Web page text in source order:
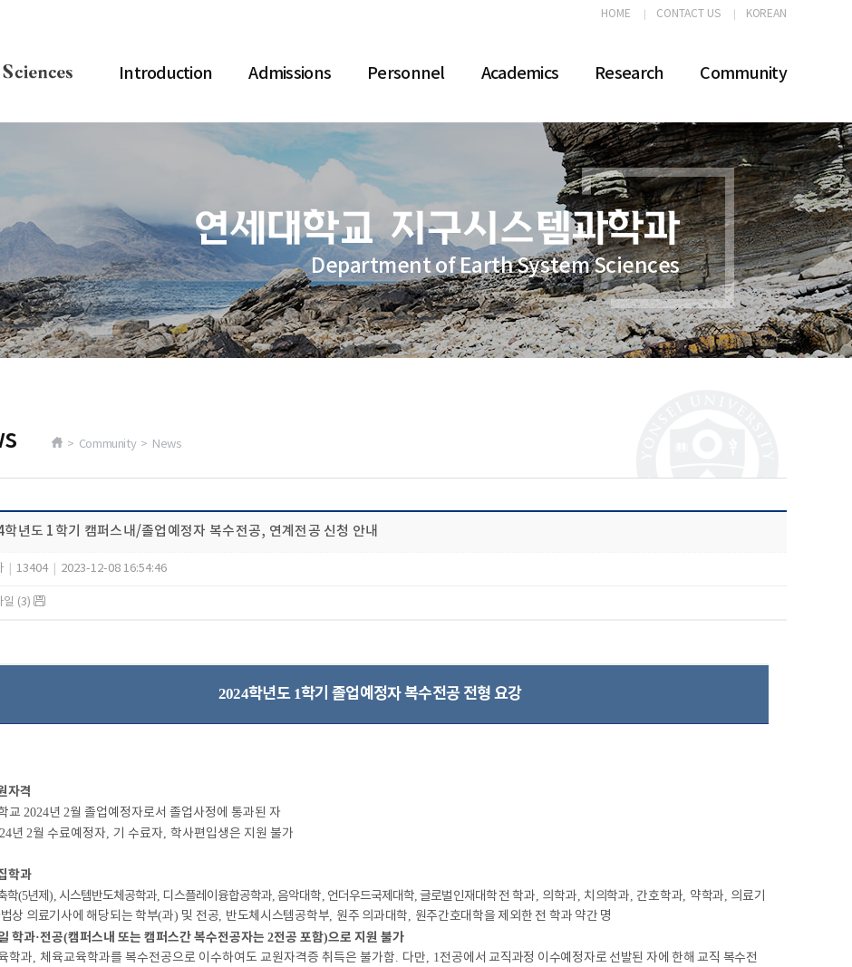
HOME CONTACT US KOREAN
Introduction Admissions Personnel Academics Research Community
Department of Earth System Sciences
> Community > News
년도 1학기 캠퍼스내/졸업예정자 복수전공, 연계전공 신청 안내
13404 2023-12-08 16:54:46
일 (3)
2024학년도 1학기 졸업예정자 복수전공 전형 요강
자격
교 2024년 2월 졸업예정자로서 졸업사정에 통과된 자
년 2월 수료예정자, 기 수료자, 학사편입생은 지원 불가
학과
학(5년제), 시스템반도체공학과 디스플레이융합공학과 ,음악대학 언더우드국제대학 ,글로벌인재대학전 학과 의학과 치의학과 ,간호학과 약학과 의료기
상 의료기사에 해당되는 학부(과) 및 전공 반도체시스템공학부 원주 의과대학 원주간호대학을 제외한 전 학과 약간 명
학과·전공(캠퍼스내 또는 캠퍼스간 복수전공자는 2전공 포함)으로 지원 불가
학과, 체육교육학과를 복수전공으로 이수하여도 교원자격증 취득은 불가함. 다만, 1전공에서 교직과정 이수예정자로 선발된 자에 한해 교직 복수전